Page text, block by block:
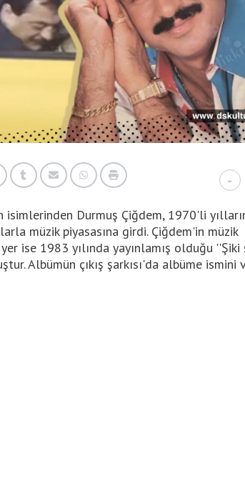
-
isimlerinden Durmuş Çiğdem, 1970'li
müzik piyasasına girdi. Çiğdem'in müzik
ise 1983 yılında yayınlamış olduğu ''Şiki
Albümün çıkış şarkısı'da albüme ismini